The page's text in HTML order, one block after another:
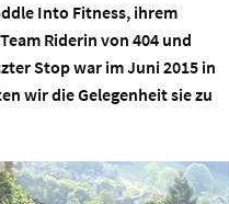
Into Fitness, ihrem
Riderin von 404 und
Stop war im Juni 2015 in
wir die Gelegenheit sie zu